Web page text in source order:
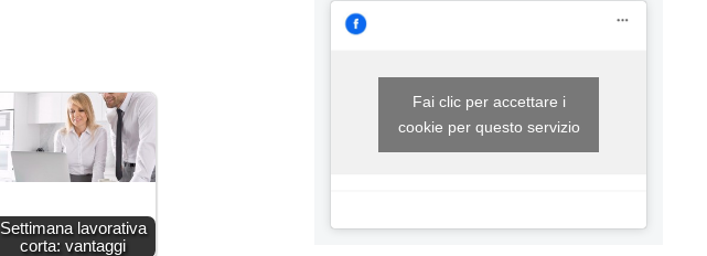
Settimana lavorativa
corta: vantaggi
Fai clic per accettare i
cookie per questo servizio